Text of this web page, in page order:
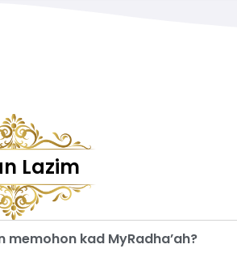
Lazim
kad MyRadha’ah?